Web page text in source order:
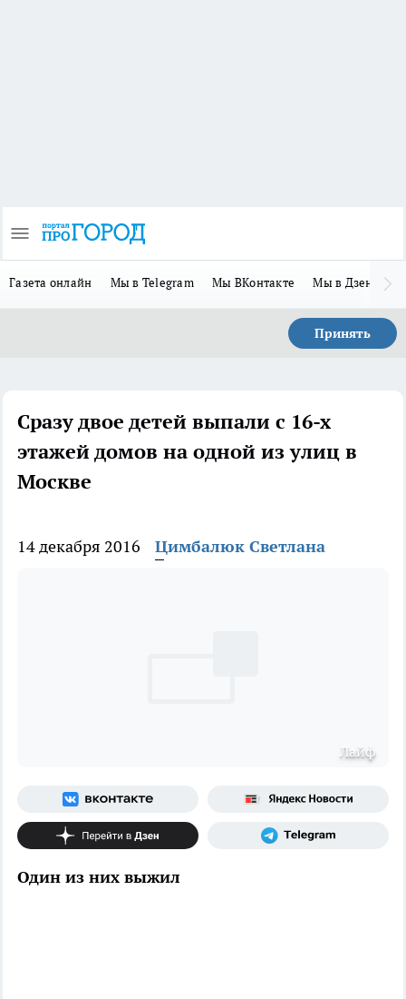
Газета онлайн Мы в Telegram Мы ВКонтакте Мы в Дзене
Принять
Сразу двое детей выпали с 16-х
этажей домов на одной из улиц в
Москве
14 декабря 2016 Цимбалюк Светлана
Лайф
Один из них выжил